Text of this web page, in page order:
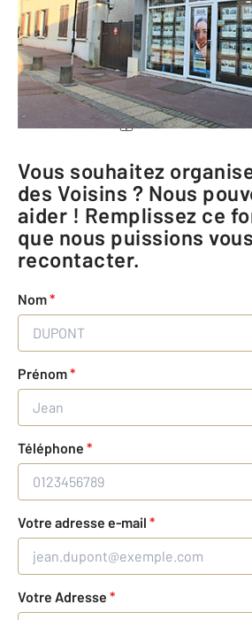
78190 TRAPPES
Me rendre à
Téléphoner à
Vous souhaitez organiser une Fête
des Voisins ? Nous
aider ! Remplissez ce
que nous puissions vous
recontacter.
Nom*
Prénom*
Téléphone *
Votre adresse e-mail *
Votre Adresse *